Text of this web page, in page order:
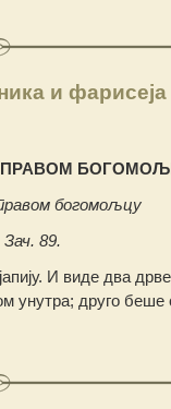
и фарисеја
богомољцу
89.
И виде два
унутра; друго